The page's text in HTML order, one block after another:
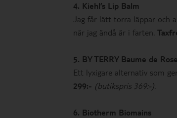
4. Kiehl’s Lip Balm
Jag får lätt torra läppar och
när jag ändå är i farten.
5. BY TERRY Baume de
Ett lyxigare alternativ som
299:- (butikspris 369:-).
6. Biotherm Biomains